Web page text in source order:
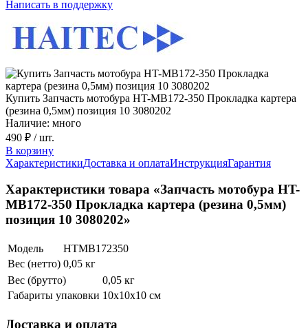
Написать в поддержку
Купить Запчасть мотобура HT-MB172-350 Прокладка картера
(резина 0,5мм) позиция 10 3080202
Наличие: много
490 ₽ / шт.
В корзину
ХарактеристикиДоставка и оплатаИнструкцияГарантия
Характеристики товара «Запчасть мотобура HT-
MB172-350 Прокладка картера (резина 0,5мм)
позиция 10 3080202»
Модель
HTMB172350
Вес (нетто) 0,05 кг
Вес (брутто)
0,05 кг
Габариты упаковки 10х10х10 см
Доставка и оплата